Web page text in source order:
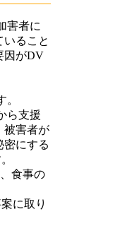
害者に
ること
因がDV
ら支援
被害者が
密にする
食事の
に取り